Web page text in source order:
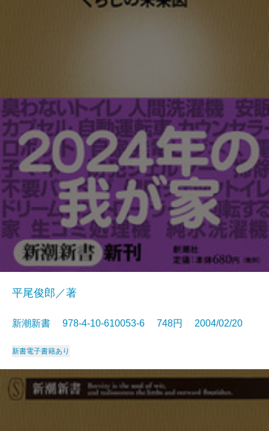
平尾俊郎／著
新潮新書 978-4-10-610053-6 748円 2004/02/20
新書電子書籍あり